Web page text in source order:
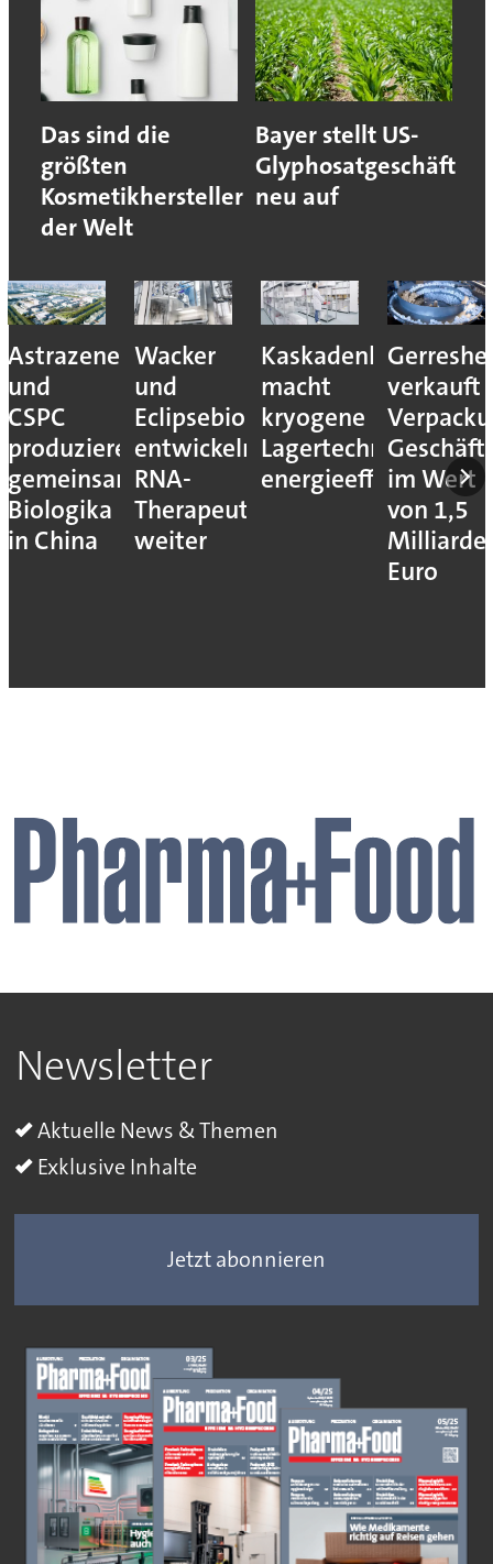
Das sind die
größten
Kosmetikhersteller
der Welt
Bayer stellt US-
Glyphosatgeschäft
neu auf
Astrazeneca
und
CSPC
produzieren
gemeinsam
Biologika
in China
Wacker
und
Eclipsebio
entwickeln
RNA-
Therapeutika
weiter
Kaskadenkonzept
macht
kryogene
Lagertechnik
energieeffizienter
verkauft
im Wert
von 1,5
Euro
Newsletter
Aktuelle News & Themen
Exklusive Inhalte
Jetzt abonnieren